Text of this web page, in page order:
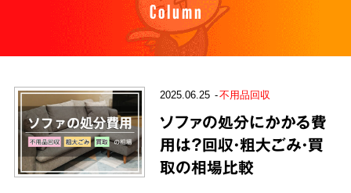
Column
2025.06.25 不用品回収
ソファの処分にかかる費
用は？回収・粗大ごみ・買
取の相場比較